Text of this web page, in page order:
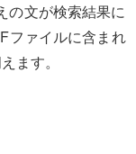
の文が検索結果に
ファイルに含まれ
ます。